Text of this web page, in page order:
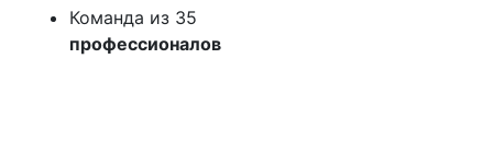
Команда из 35
профессионалов